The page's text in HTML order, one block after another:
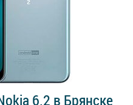
6.2 в Брянске